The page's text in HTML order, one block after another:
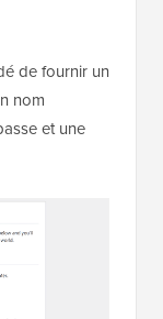
de fournir un
nom
et une